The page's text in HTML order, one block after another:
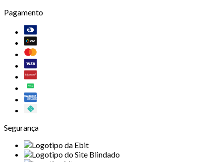
Pagamento
Segurança